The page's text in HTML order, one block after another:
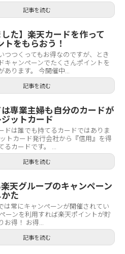
記事を読む
した】楽天カードを作って
をもらおう！
つつくってもお得なのですが、とき
キャンペーンでたくさんポイントを
ります。 今開催中...
記事を読む
専業主婦も自分のカードが
ットカード
ドは誰でも持てるカードではありま
トカード発行会社から『信用』を得
カードです。 ...
記事を読む
天グループのキャンペーン
た
は常にキャンペーンが開催されてい
ーンを利用すれば楽天ポイントが貯
得！ お得...
記事を読む